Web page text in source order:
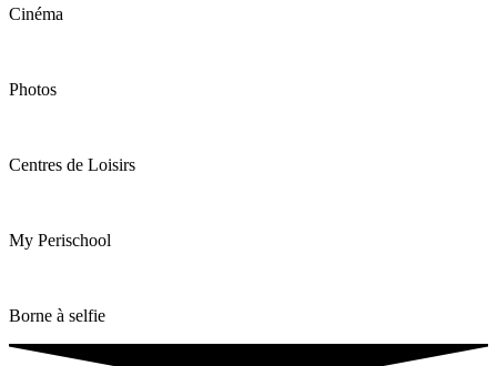
Cinéma
Photos
Centres de Loisirs
My Perischool
Borne à selfie